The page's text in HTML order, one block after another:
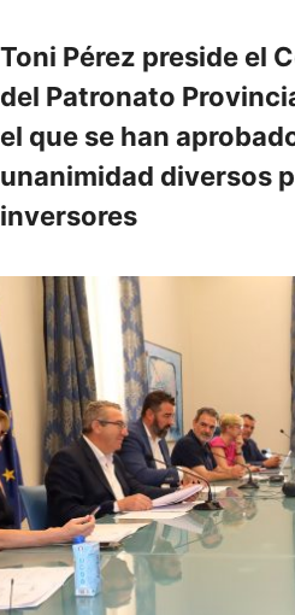
Toni Pérez preside el
del Patronato
el que se han
unanimidad diversos
inversores